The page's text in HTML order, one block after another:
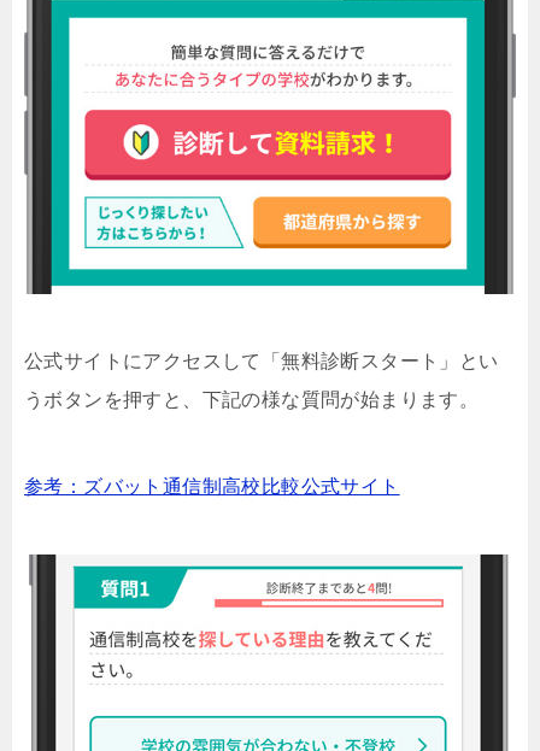
公式サイトにアクセスして「無料診断スタート」とい
うボタンを押すと、下記の様な質問が始まります。
参考：ズバット通信制高校比較公式サイト